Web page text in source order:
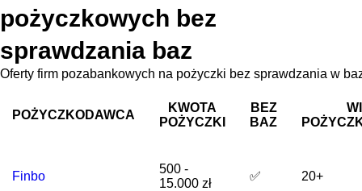
pożyczkowych bez
sprawdzania baz
Oferty firm pozabankowych na pożyczki bez sprawdzania w
POŻYCZKODAWCA
KWOTA
POŻYCZKI
BEZ
BAZ
Finbo
500 -
15.000 zł
✅ 20+